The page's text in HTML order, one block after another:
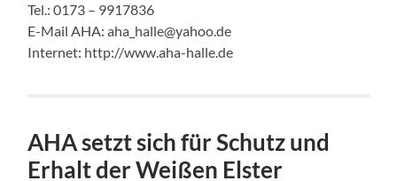
Tel.: 0173 – 9917836
E-Mail AHA: aha_halle@yahoo.de
Internet: http://www.aha-halle.de
AHA setzt sich für Schutz und
Erhalt der Weißen Elster